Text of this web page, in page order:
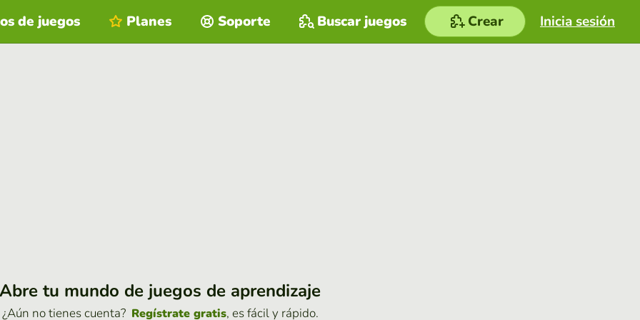
Inicia sesión
de juegos Planes Soporte Buscar juegos Crear
Abre tu mundo de juegos de aprendizaje
¿Aún no tienes cuenta? Regístrate gratis, es fácil y rápido.